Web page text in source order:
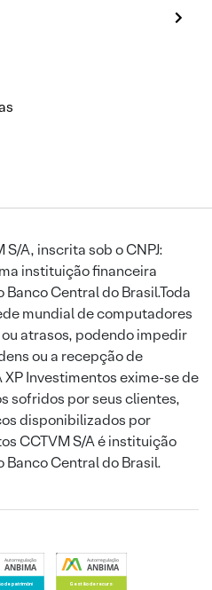
A, inscrita sob o CNPJ:
instituição financeira
Central do Brasil.Toda
mundial de computadores
atrasos, podendo impedir
ou a recepção de
Investimentos exime-se de
sofridos por seus clientes,
disponibilizados por
CCTVM S/A é instituição
Central do Brasil.